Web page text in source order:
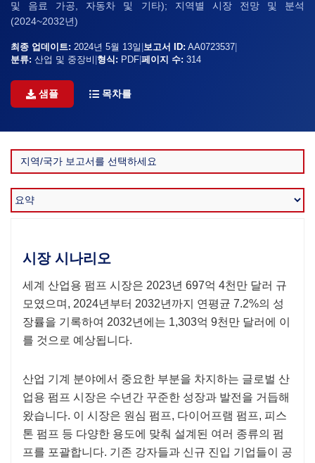
및 음료 가공, 자동차 및 기타); 지역별 시장 전망 및 분석
(2024~2032년)
최종 업데이트: 2024년 5월 13일 보고서 ID: AA0723537
분류: 산업 및 중장비 형식: PDF 페이지 수: 314
샘플 목차를
시장 시나리오
세계 산업용 펌프 시장은 2023년 697억 4천만 달러 규
모였으며, 2024년부터 2032년까지 연평균 7.2%의 성
장률을 기록하여 2032년에는 1,303억 9천만 달러에 이
를 것으로 예상됩니다.
산업 기계 분야에서 중요한 부분을 차지하는 글로벌 산
업용 펌프 시장은 수년간 꾸준한 성장과 발전을 거듭해
왔습니다. 이 시장은 원심 펌프, 다이어프램 펌프, 피스
톤 펌프 등 다양한 용도에 맞춰 설계된 여러 종류의 펌
프를 포괄합니다. 기존 강자들과 신규 진입 기업들이 공